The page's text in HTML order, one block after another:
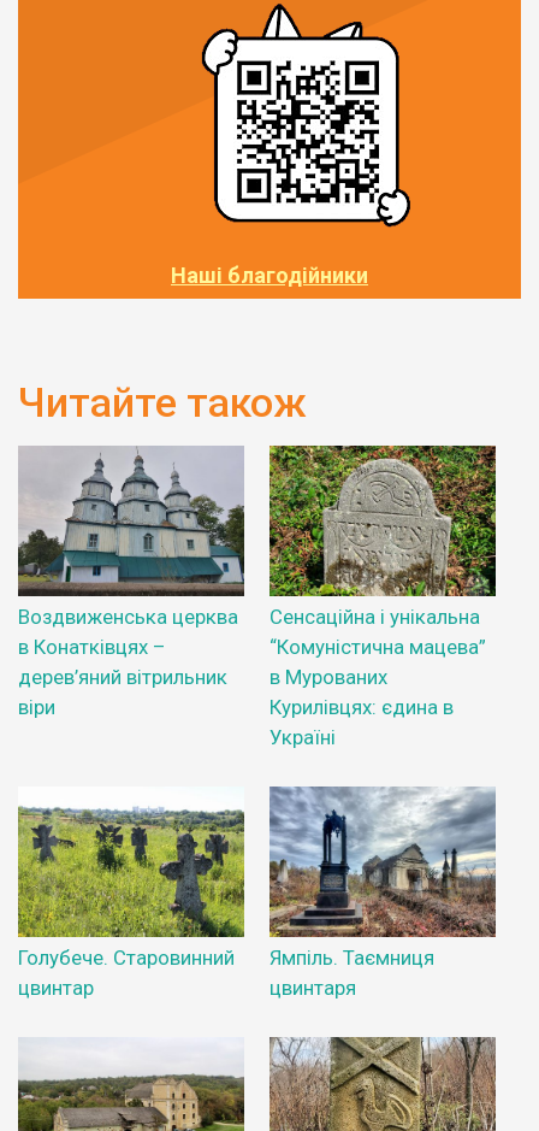
Наші благодійники
Читайте також
Воздвиженська церква
в Конатківцях –
дерев’яний вітрильник
віри
Сенсаційна і унікальна
“Комуністична мацева”
в Мурованих
Курилівцях: єдина в
Україні
Голубече. Старовинний
цвинтар
Ямпіль. Таємниця
цвинтаря